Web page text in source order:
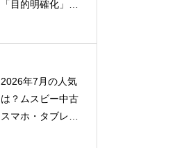
「目的明確化」と
2026年7月の人気
は？ムスビー中古
スマホ・タブレッ